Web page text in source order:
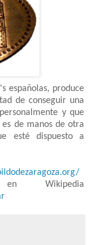
's españolas, produce
de conseguir una
y que
de manos de otra
esté dispuesto a
en Wikipedia